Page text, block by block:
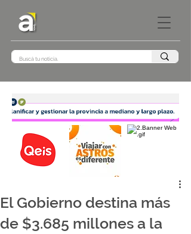
El Gobierno destina más
de $3.685 millones a la